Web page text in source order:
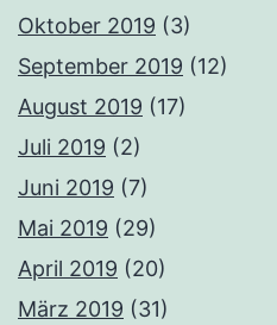
Oktober 2019 (3)
September 2019 (12)
August 2019 (17)
Juli 2019 (2)
Juni 2019 (7)
Mai 2019 (29)
April 2019 (20)
März 2019 (31)